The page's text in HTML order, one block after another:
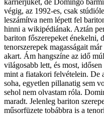
karrierjüket, de Domingo
végig, az 1992-es, csak
leszámítva nem lépett fel
hinni a wikipédiának. Aztán
bariton főszerepeket énekelni,
tenorszerepek magasságait
akart. Ám hangszíne az idő
világosabb lett, és most,
mint a fiatakori felvételein. De
soha, egyetlen pillanatig sem
sehol nem olvastam róla.
maradt. Jelenleg bariton
műsorfüzete tobábbra is a